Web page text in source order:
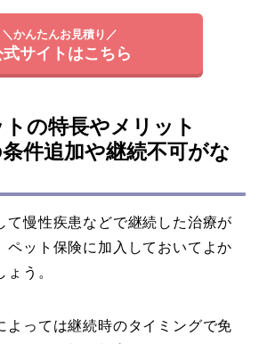
＼かんたんお見積り／
式サイトはこちら
の特長やメリット
件追加や継続不可がな
て慢性疾患などで継続した治療が
ペット保険に加入しておいてよか
う。
よっては継続時のタイミングで免